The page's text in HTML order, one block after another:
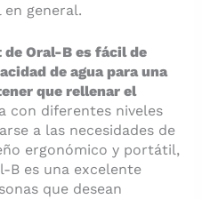
general.
Oral-B es fácil de
de agua para una
que rellenar el
con diferentes niveles
a las necesidades de
ergonómico y portátil,
B es una excelente
que desean